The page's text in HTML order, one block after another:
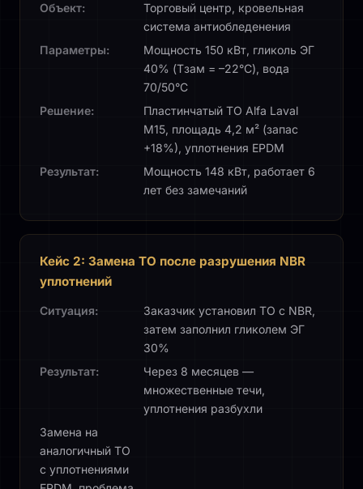
Объект:
Торговый центр, кровельная
система антиобледенения
Параметры:
Мощность 150 кВт, гликоль ЭГ
40% (Tзам = –22°C), вода
70/50°C
Решение:
Пластинчатый ТО Alfa Laval
M15, площадь 4,2 м² (запас
+18%), уплотнения EPDM
Результат:
Мощность 148 кВт, работает 6
лет без замечаний
Кейс 2: Замена ТО после разрушения NBR
уплотнений
Ситуация:
Заказчик установил ТО с NBR,
затем заполнил гликолем ЭГ
30%
Результат:
Через 8 месяцев —
множественные течи,
уплотнения разбухли
Замена на
аналогичный ТО
с уплотнениями